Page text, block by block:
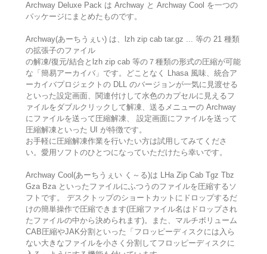
Archway Deluxe Pack は Archway と Archway Cool を一つの
パッケージにまとめたものです。
Archway(あーちうぇい) は、lzh zip cab tar.gz ... 等の 21 種類
の拡張子のファイル
の解凍/復元/結合とlzh zip cab 等の７種類の形式の圧縮が可能
な「簡易アーカイバ」です。どことなく Lhasa 風味、統合ア
ーカイバプロジェクトの DLL のバージョンが一気に見渡せる
といった設定画面、関連付けして水色のカプセルに見えるフ
ァイルをダブルクリックして解凍、送るメニューの Archway
にファイルを送って圧縮解凍、 設定画面にファイルを送って
圧縮解凍といった UI が特徴です。
お手軽に圧縮解凍作業を行いたい方は試用してみてくださ
い。愛用ソフトのひとつになっていただけたら幸いです。
Archway Cool(あーちうぇい く～る)は LHa Zip Cab Tgz Tbz
Gza Bza といったファイルにふつうのファイルを圧縮するソ
フトです。 デスクトップのショートカットにドロップするだ
けの簡単操作で圧縮できます(圧縮ファイル名はドロップされ
たファイルの中から決められます)。また、マルチボリューム
CAB圧縮やJAK分割といった「フロッピーディスクには入ら
ない大きなファイルを小さく分割してフロッピーディスクに